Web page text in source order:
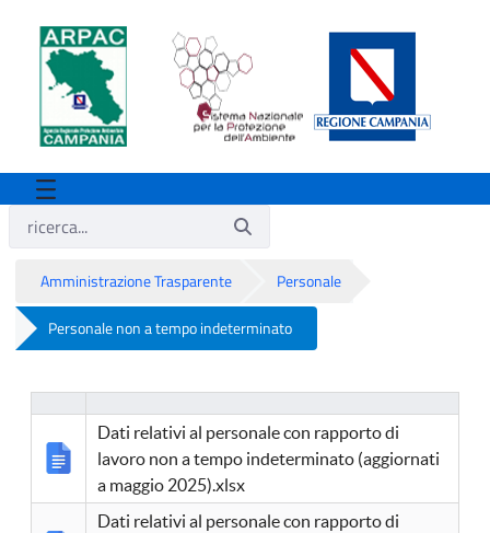
Amministrazione Trasparente Personale
Personale non a tempo indeterminato
Personale non a tempo indeterminato
Dati relativi al personale con rapporto di
lavoro non a tempo indeterminato (aggiornati
a maggio 2025).xlsx
Dati relativi al personale con rapporto di